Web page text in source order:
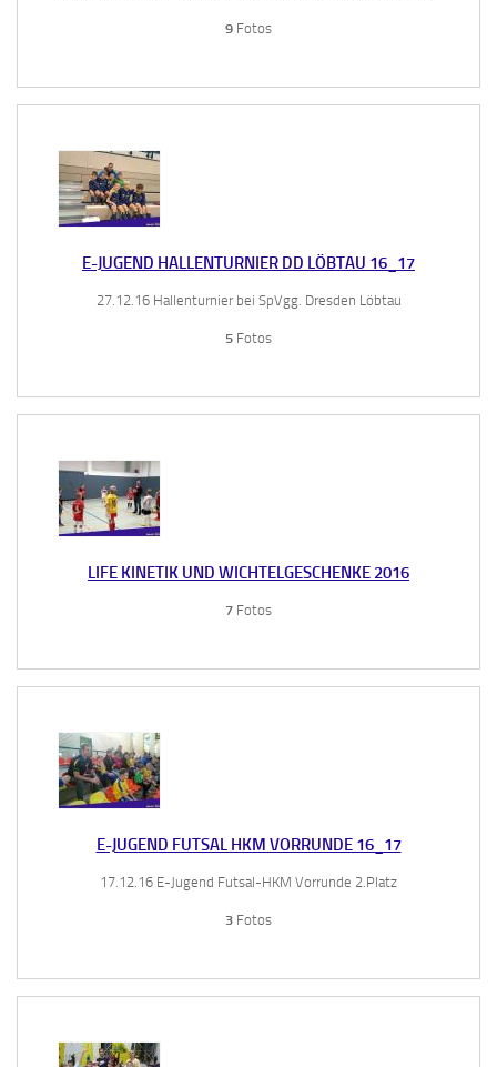
9 Fotos
E-JUGEND HALLENTURNIER DD LÖBTAU 16_17
27.12.16 Hallenturnier bei SpVgg. Dresden Löbtau
5 Fotos
LIFE KINETIK UND WICHTELGESCHENKE 2016
7 Fotos
E-JUGEND FUTSAL HKM VORRUNDE 16_17
17.12.16 E-Jugend Futsal-HKM Vorrunde 2.Platz
3 Fotos